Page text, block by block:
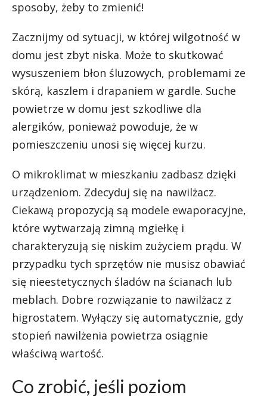
sposoby, żeby to zmienić!
Zacznijmy od sytuacji, w której wilgotność w
domu jest zbyt niska. Może to skutkować
wysuszeniem błon śluzowych, problemami ze
skórą, kaszlem i drapaniem w gardle. Suche
powietrze w domu jest szkodliwe dla
alergików, ponieważ powoduje, że w
pomieszczeniu unosi się więcej kurzu.
O mikroklimat w mieszkaniu zadbasz dzięki
urządzeniom. Zdecyduj się na nawilżacz.
Ciekawą propozycją są modele ewaporacyjne,
które wytwarzają zimną mgiełkę i
charakteryzują się niskim zużyciem prądu. W
przypadku tych sprzętów nie musisz obawiać
się nieestetycznych śladów na ścianach lub
meblach. Dobre rozwiązanie to nawilżacz z
higrostatem. Wyłączy się automatycznie, gdy
stopień nawilżenia powietrza osiągnie
właściwą wartość.
Co zrobić, jeśli poziom